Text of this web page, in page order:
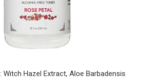
: Witch Hazel Extract, Aloe Barbadensis